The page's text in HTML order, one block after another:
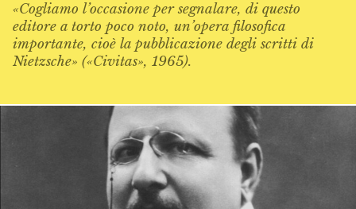
«Cogliamo l’occasione per segnalare, di questo
editore a torto poco noto, un’opera filosofica
importante, cioè la pubblicazione degli scritti di
Nietzsche» («Civitas», 1965).